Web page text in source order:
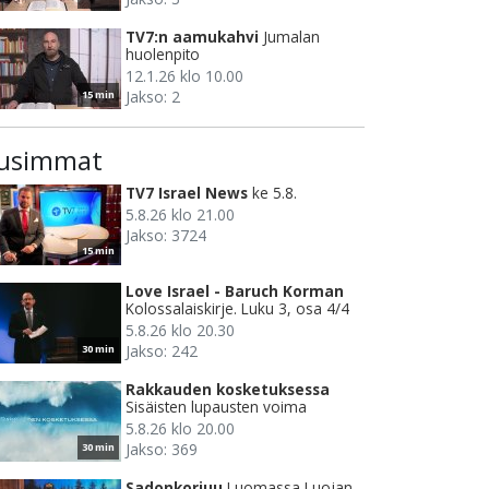
15 min
TV7:n aamukahvi Jumalan
huolenpito
12.1.26 klo 10.00
Jakso: 2
15 min
TV7 Israel News ke 5.8.
5.8.26 klo 21.00
Jakso: 3724
30 min
Love Israel - Baruch Korman
Kolossalaiskirje. Luku 3, osa 4/4
5.8.26 klo 20.30
Jakso: 242
30 min
Rakkauden kosketuksessa
Sisäisten lupausten voima
5.8.26 klo 20.00
Jakso: 369